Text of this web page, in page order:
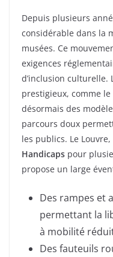
Depuis plusieurs
considérable dans la
musées. Ce
exigences
d’inclusion culturelle.
prestigieux, comme le
désormais des
parcours doux
les publics. Le
Handicaps pour
propose un large
Des rampes et
permettant la
à mobilité
Des fauteuils